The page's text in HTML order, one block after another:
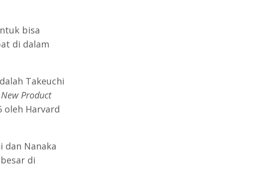
bisa
di dalam
Takeuchi
Product
oleh Harvard
dan Nanaka
di